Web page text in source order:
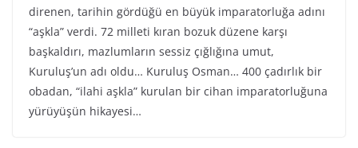
direnen, tarihin gördüğü en büyük imparatorluğa adını
“aşkla” verdi. 72 milleti kıran bozuk düzene karşı
başkaldırı, mazlumların sessiz çığlığına umut,
Kuruluş’un adı oldu… Kuruluş Osman… 400 çadırlık bir
obadan, “ilahi aşkla” kurulan bir cihan imparatorluğuna
yürüyüşün hikayesi…